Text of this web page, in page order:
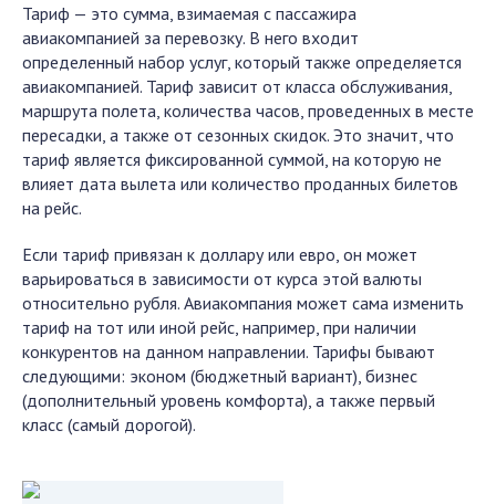
Тариф — это сумма, взимаемая с пассажира
авиакомпанией за перевозку. В него входит
определенный набор услуг, который также определяется
авиакомпанией. Тариф зависит от класса обслуживания,
маршрута полета, количества часов, проведенных в месте
пересадки, а также от сезонных скидок. Это значит, что
тариф является фиксированной суммой, на которую не
влияет дата вылета или количество проданных билетов
на рейс.
Если тариф привязан к доллару или евро, он может
варьироваться в зависимости от курса этой валюты
относительно рубля. Авиакомпания может сама изменить
тариф на тот или иной рейс, например, при наличии
конкурентов на данном направлении. Тарифы бывают
следующими: эконом (бюджетный вариант), бизнес
(дополнительный уровень комфорта), а также первый
класс (самый дорогой).